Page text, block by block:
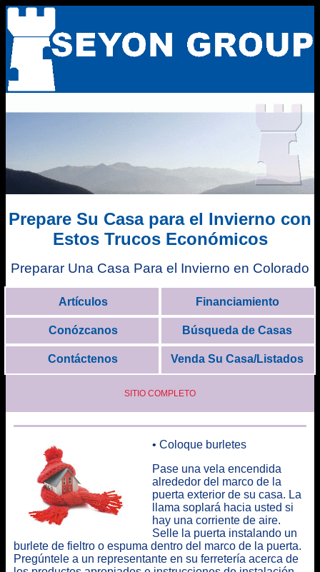
Prepare Su Casa para el Invierno con
Estos Trucos Económicos
Preparar Una Casa Para el Invierno en Colorado
Artículos Financiamiento
Conózcanos Búsqueda de Casas
Contáctenos Venda Su Casa/Listados
SITIO COMPLETO
• Coloque burletes
Pase una vela encendida
alrededor del marco de la
puerta exterior de su casa. La
llama soplará hacia usted si
hay una corriente de aire.
Selle la puerta instalando un
burlete de fieltro o espuma dentro del marco de la puerta.
Pregúntele a un representante en su ferretería acerca de